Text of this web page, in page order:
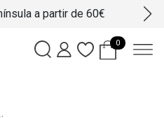
a partir de 60€
0